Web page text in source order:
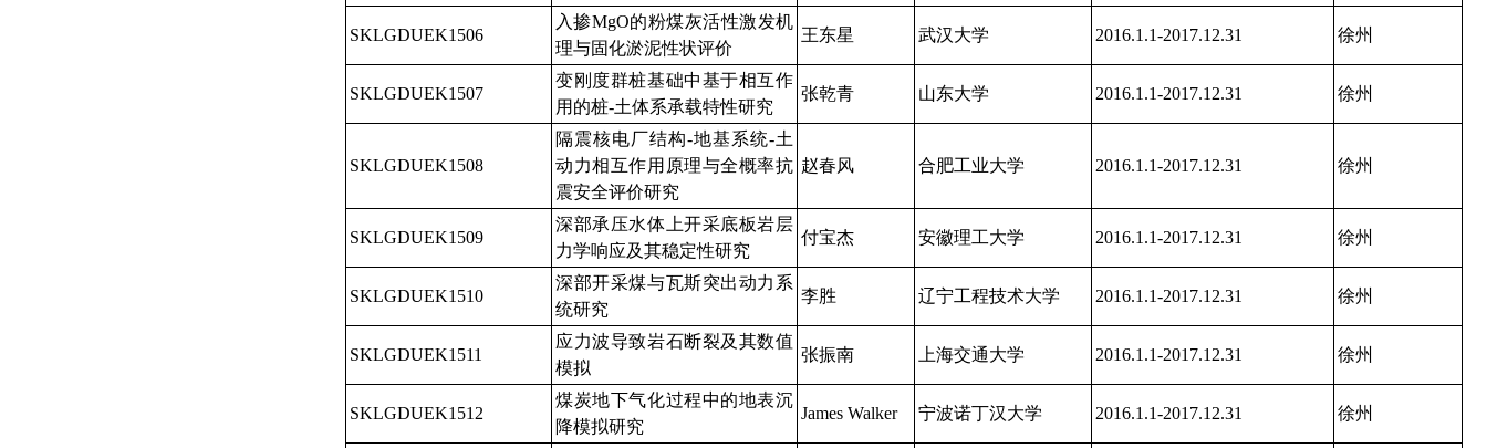
SKLGDUEK1506
入掺MgO的粉煤灰活性激发机
理与固化淤泥性状评价
王东星 武汉大学 2016.1.1-2017.12.31 徐州
SKLGDUEK1507
变刚度群桩基础中基于相互作
用的桩-土体系承载特性研究
张乾青 山东大学 2016.1.1-2017.12.31 徐州
SKLGDUEK1508
隔震核电厂结构-地基系统-土
动力相互作用原理与全概率抗
震安全评价研究
赵春风 合肥工业大学 2016.1.1-2017.12.31 徐州
SKLGDUEK1509
深部承压水体上开采底板岩层
力学响应及其稳定性研究
付宝杰 安徽理工大学 2016.1.1-2017.12.31 徐州
SKLGDUEK1510
深部开采煤与瓦斯突出动力系
统研究
李胜 辽宁工程技术大学 2016.1.1-2017.12.31 徐州
SKLGDUEK1511
应力波导致岩石断裂及其数值
模拟
张振南 上海交通大学 2016.1.1-2017.12.31 徐州
SKLGDUEK1512
煤炭地下气化过程中的地表沉
降模拟研究
James Walker 宁波诺丁汉大学 2016.1.1-2017.12.31 徐州